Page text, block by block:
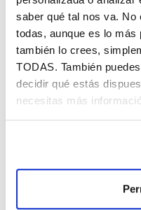
saber qué tal nos va. No
todas, aunque es lo
también lo crees,
TODAS. También
decidir qué estás
necesitas más
una vida digna.
También implementan
la sensibilización de la
masa crítica con
visibilizar la situación real
con posibles soluciones.
Colaboración
Fundación Vital